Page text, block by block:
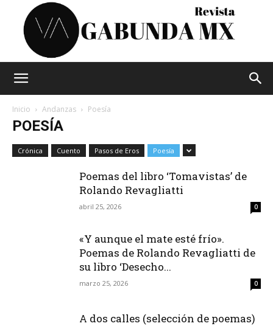
Mx
Inicio Andanzas Poesía
POESÍA
Crónica Cuento Pasos de Eros Poesía
Poemas del libro ‘Tomavistas’ de
Rolando Revagliatti
abril 25, 2026 0
«Y aunque el mate esté frío».
Poemas de Rolando Revagliatti de
su libro ‘Desecho...
marzo 25, 2026 0
A dos calles (selección de poemas)